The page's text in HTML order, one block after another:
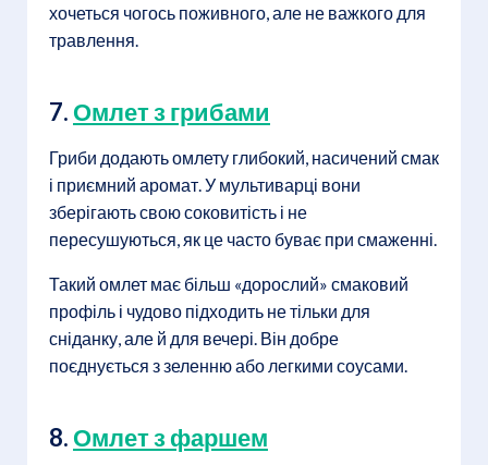
хочеться чогось поживного, але не важкого для
травлення.
7. Омлет з грибами
Гриби додають омлету глибокий, насичений смак
і приємний аромат. У мультиварці вони
зберігають свою соковитість і не
пересушуються, як це часто буває при смаженні.
Такий омлет має більш «дорослий» смаковий
профіль і чудово підходить не тільки для
сніданку, але й для вечері. Він добре
поєднується з зеленню або легкими соусами.
8. Омлет з фаршем